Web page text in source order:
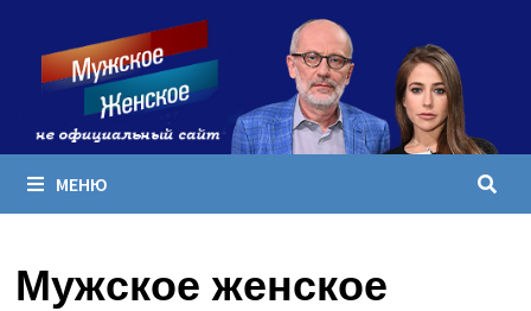
содержимому
МЕНЮ
Мужское женское